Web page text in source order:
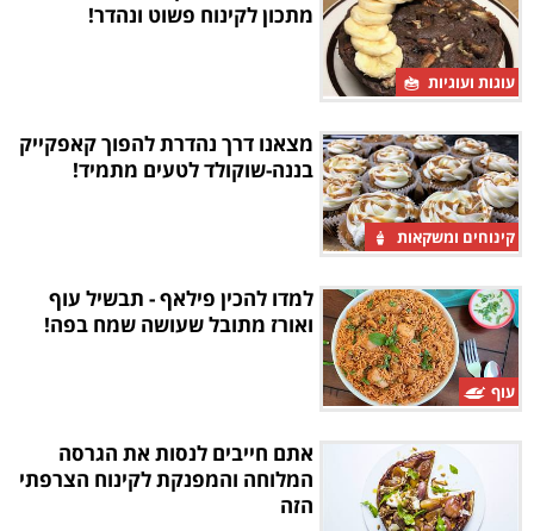
עוגות ועוגיות
מתכון לקינוח פשוט ונהדר!
קינוחים ומשקאות
מצאנו דרך נהדרת להפוך קאפקייק
בננה-שוקולד לטעים מתמיד!
עוף
למדו להכין פילאף - תבשיל עוף
ואורז מתובל שעושה שמח בפה!
אתם חייבים לנסות את הגרסה
המלוחה והמפנקת לקינוח הצרפתי
הזה